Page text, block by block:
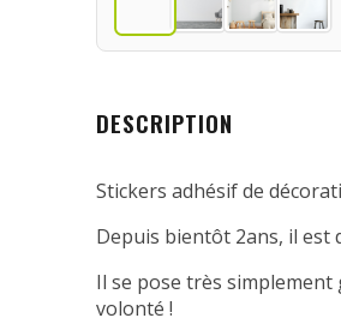
DESCRIPTION
Stickers adhésif de
Depuis bientôt 2ans, il est
Il se pose très
volonté !